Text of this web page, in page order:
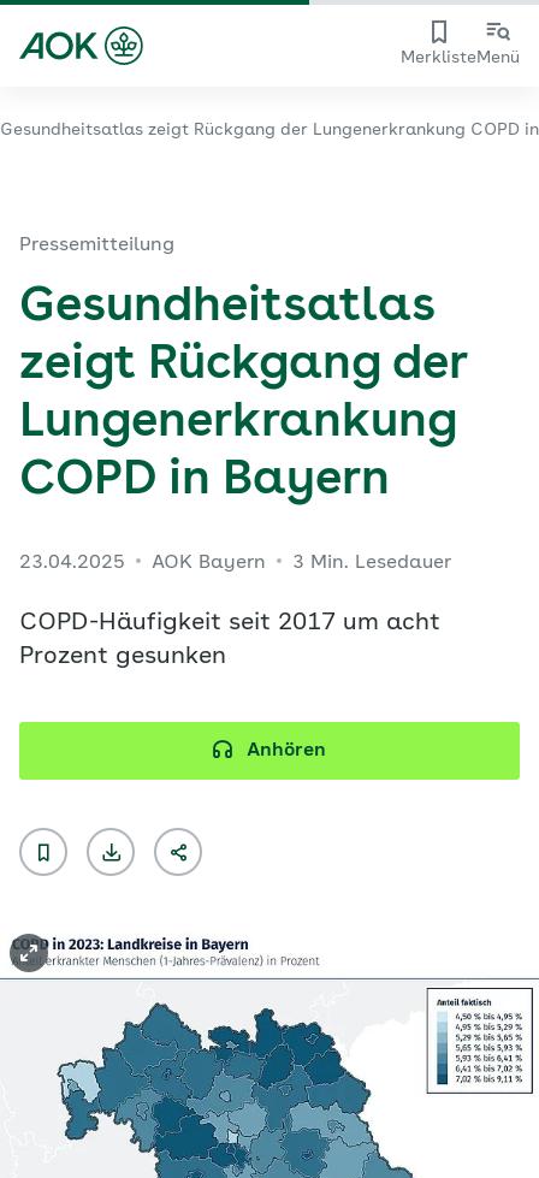
MerklisteMenü
Gesundheitsatlas zeigt Rückgang der Lungenerkrankung COPD
Pressemitteilung
Gesundheitsatlas
zeigt Rückgang der
Lungenerkrankung
COPD in Bayern
23.04.2025 AOK Bayern 3 Min. Lesedauer
COPD-Häufigkeit seit 2017 um acht
Prozent gesunken
Anhören